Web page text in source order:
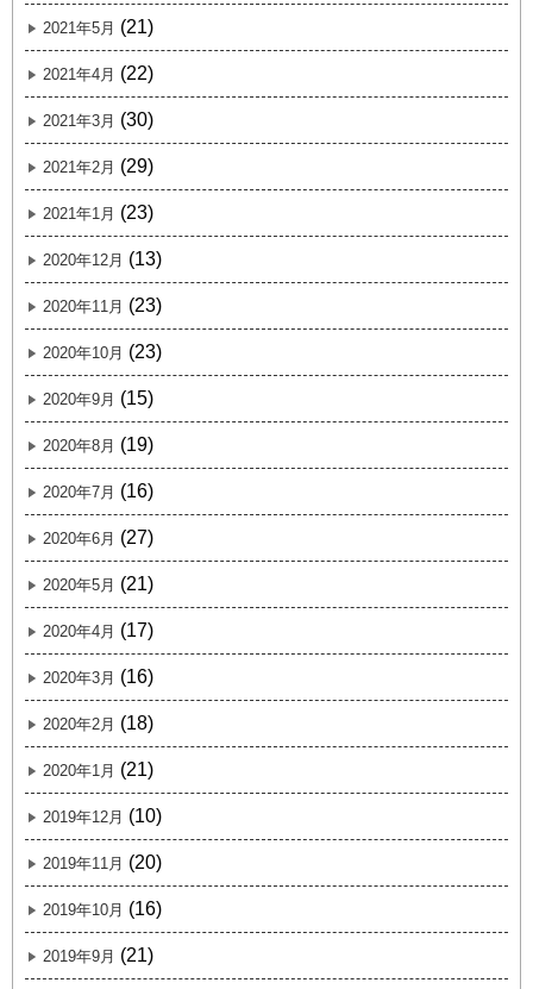
2021年5月 (21)
2021年4月 (22)
2021年3月 (30)
2021年2月 (29)
2021年1月 (23)
2020年12月 (13)
2020年11月 (23)
2020年10月 (23)
2020年9月 (15)
2020年8月 (19)
2020年7月 (16)
2020年6月 (27)
2020年5月 (21)
2020年4月 (17)
2020年3月 (16)
2020年2月 (18)
2020年1月 (21)
2019年12月 (10)
2019年11月 (20)
2019年10月 (16)
2019年9月 (21)